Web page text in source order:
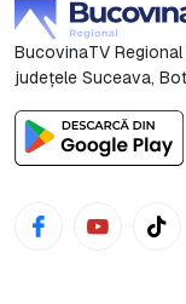
BucovinaTV
județele Suceava,